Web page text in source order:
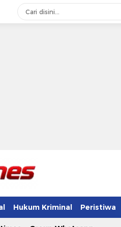
Hukum Kriminal Peristiwa